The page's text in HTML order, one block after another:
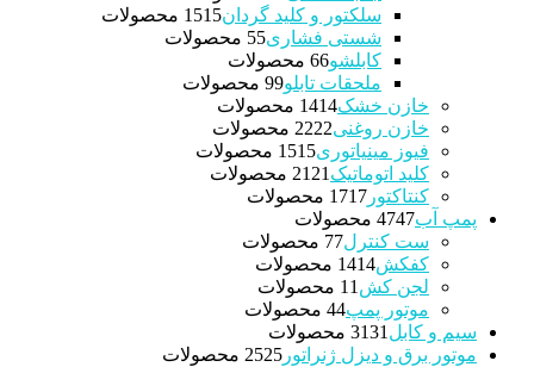
سلکتور و کلید گردان
1515 محصولات
شستی فشاری 55 محصولات
کابلشو 66 محصولات
ملحقات تابلو 99 محصولات
خازن خشک
1414 محصولات
خازن روغنی
2222 محصولات
فیوز مینیاتوری
1515 محصولات
کلید اتوماتیک
21 21 محصولات
کنتاکتور
1717 محصولات
پمپ آب
4747 محصولات
ست کنترل 77 محصولات
کفکش
1414 محصولات
لجن کش
1 1 محصولات
موتور پمپ 44 محصولات
سیم و کابل
3131 محصولات
موتور برق و دیزل ژنراتور
2525 محصولات